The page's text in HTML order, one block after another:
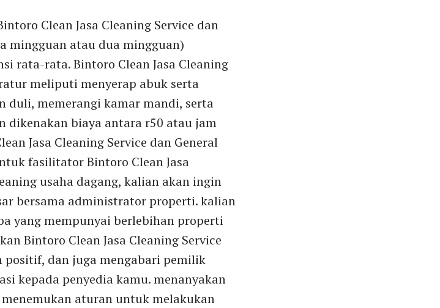
Clean Jasa Cleaning Service dan
mingguan atau dua mingguan)
rata-rata. Bintoro Clean Jasa Cleaning
meliputi menyerap abuk serta
duli, memerangi kamar mandi, serta
dikenakan biaya antara r50 atau jam
Jasa Cleaning Service dan General
fasilitator Bintoro Clean Jasa
usaha dagang, kalian akan ingin
bersama administrator properti. kalian
yang mempunyai berlebihan properti
Bintoro Clean Jasa Cleaning Service
positif, dan juga mengabari pemilik
kepada penyedia kamu. menanyakan
aturan untuk melakukan